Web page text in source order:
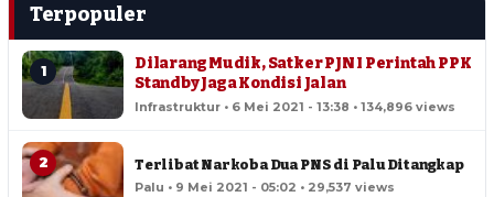
Terpopuler
1
Dilarang Mudik, Satker PJN I Perintah PPK
Standby Jaga Kondisi Jalan
Infrastruktur • 6 Mei 2021 - 13:38 • 134,896 views
2 Terlibat Narkoba Dua PNS di Palu Ditangkap
Palu • 9 Mei 2021 - 05:02 • 29,537 views